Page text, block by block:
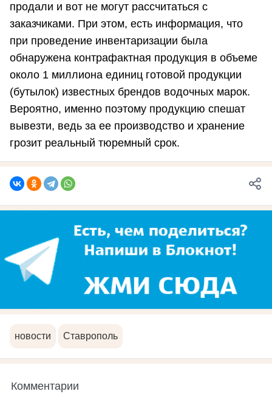
продали и вот не могут рассчитаться с
заказчиками. При этом, есть информация, что
при проведение инвентаризации была
обнаружена контрафактная продукция в объеме
около 1 миллиона единиц готовой продукции
(бутылок) известных брендов водочных марок.
Вероятно, именно поэтому продукцию спешат
вывезти, ведь за ее производство и хранение
грозит реальный тюремный срок.
новости Ставрополь
Комментарии